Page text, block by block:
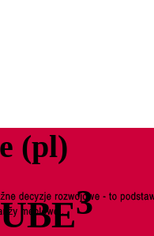
(pl)
3